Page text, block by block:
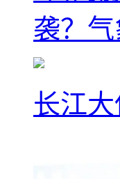
袭？
长江